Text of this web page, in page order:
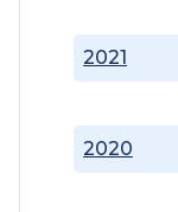
2020
2021